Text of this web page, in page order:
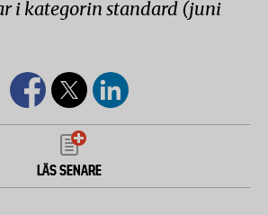
i kategorin standard (juni
LÄS SENARE